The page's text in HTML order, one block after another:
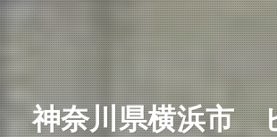
神奈川県横浜市